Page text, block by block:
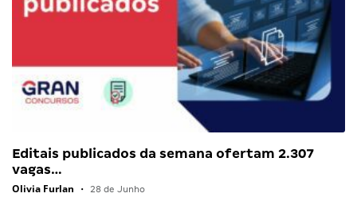
Editais publicados da semana ofertam 2.307
vagas…
Olivia Furlan • 28 de Junho